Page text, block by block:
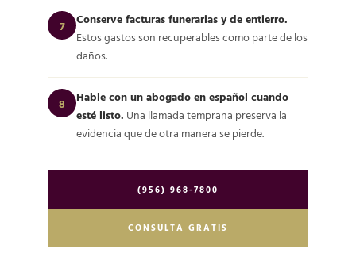
7
Conserve facturas funerarias y de entierro.
Estos gastos son recuperables como parte de los
daños.
8
Hable con un abogado en español cuando
esté listo. Una llamada temprana preserva la
evidencia que de otra manera se pierde.
(956) 968-7800
CONSULTA GRATIS